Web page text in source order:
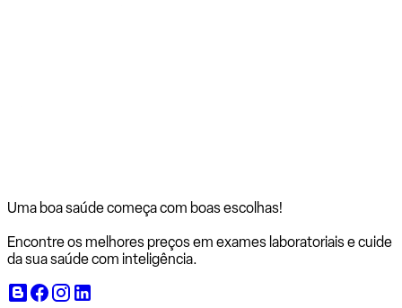
Uma boa saúde começa com boas escolhas!
Encontre os melhores preços em exames laboratoriais e cuide
da sua saúde com inteligência.